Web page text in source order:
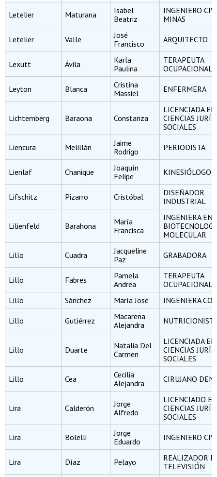
Letelier Maturana
Isabel
Beatriz
INGENIERO
MINAS
Letelier Valle
José
Francisco
ARQUITECTO
Lexutt Ávila
Karla
Paulina
TERAPEUTA
OCUPACIONAL
Leyton Blanca
Cristina
Massiel
ENFERMERA
Lichtemberg Baraona Constanza
LICENCIADA EN
CIENCIAS
SOCIALES
Liencura Melillán
Jaime
Rodrigo
PERIODISTA
Lienlaf Chanique
Joaquín
Felipe
KINESIÓLOGO
Lifschitz Pizarro Cristóbal
DISEÑADOR
INDUSTRIAL
Lilienfeld Barahona
María
Francisca
INGENIERA EN
MOLECULAR
Lillo Cuadra
Jacqueline
Paz
GRABADORA
Lillo Fabres
Pamela
Andrea
TERAPEUTA
OCUPACIONAL
Lillo
Sánchez María José INGENIERA
Lillo Gutiérrez
Macarena
Alejandra
Lillo Duarte
Natalia Del
Carmen
LICENCIADA EN
CIENCIAS
SOCIALES
Lillo Cea
Cecilia
Alejandra
CIRUJANO
Lira Calderón
Jorge
Alfredo
LICENCIADO EN
CIENCIAS
SOCIALES
Lira Bolelli
Jorge
Eduardo
INGENIERO
Lira Díaz Pelayo
REALIZADOR
TELEVISIÓN